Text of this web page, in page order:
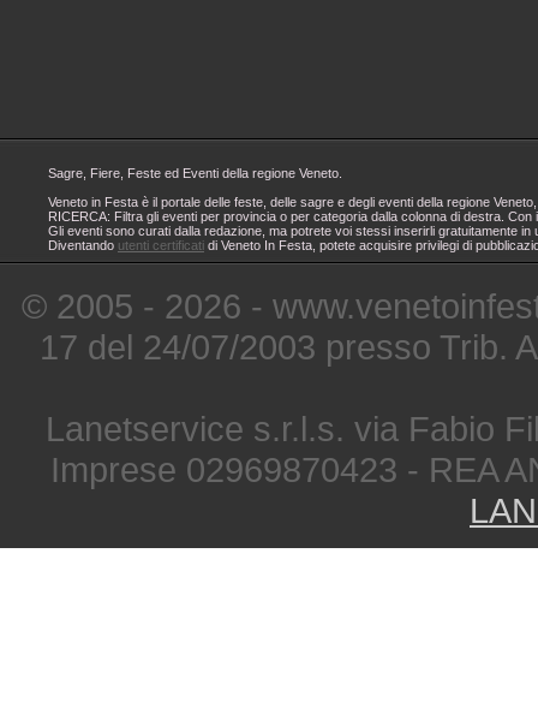
Sagre, Fiere, Feste ed Eventi della regione Veneto.
Veneto in Festa è il portale delle feste, delle sagre e degli eventi della regione
RICERCA: Filtra gli eventi per provincia o per categoria dalla colonna di destra.
Gli eventi sono curati dalla redazione, ma potrete voi stessi inserirli gratuitamente
Diventando utenti certificati di Veneto In Festa, potete acquisire privilegi di
© 2005 - 2026 -
17 del 24/07/2003 presso Trib.
Lanetservice s.r.l.s. via Fabio
Imprese 02969870423 - REA